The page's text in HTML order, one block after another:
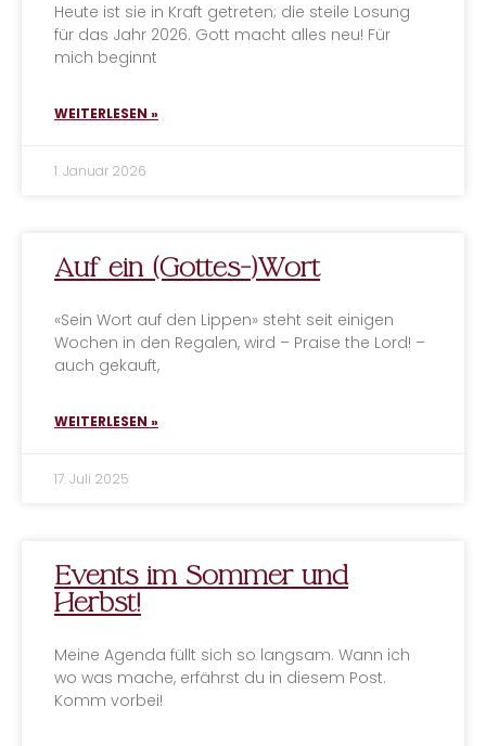
Heute ist sie in Kraft getreten; die steile Losung
für das Jahr 2026. Gott macht alles neu! Für
mich beginnt
WEITERLESEN »
1. Januar 2026
Auf ein (Gottes-)Wort
«Sein Wort auf den Lippen» steht seit einigen
Wochen in den Regalen, wird – Praise the Lord! –
auch gekauft,
WEITERLESEN »
17. Juli 2025
Events im Sommer und
Herbst!
Meine Agenda füllt sich so langsam. Wann ich
wo was mache, erfährst du in diesem Post.
Komm vorbei!